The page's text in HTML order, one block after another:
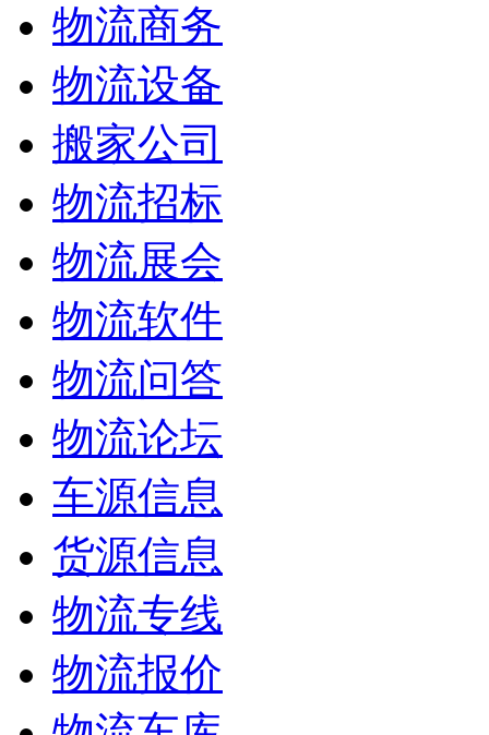
物流商务
物流设备
搬家公司
物流招标
物流展会
物流软件
物流问答
物流论坛
车源信息
货源信息
物流专线
物流报价